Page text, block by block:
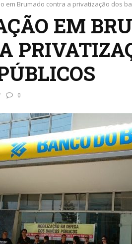
em Brumado contra a privatização dos
EM
0